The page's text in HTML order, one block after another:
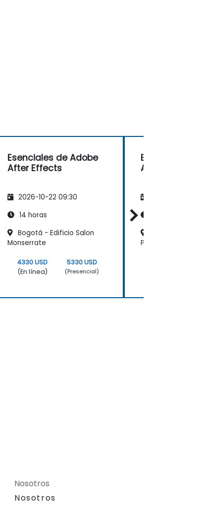
Esenciales de Adobe
After Effects
2026-10-22 09:30
14 horas
Bogotá - Edificio Salon
Monserrate
4330 USD
(En línea)
5330 USD
(Presencial)
Esenciales
After Effects
Plaza
Nosotros
Nosotros